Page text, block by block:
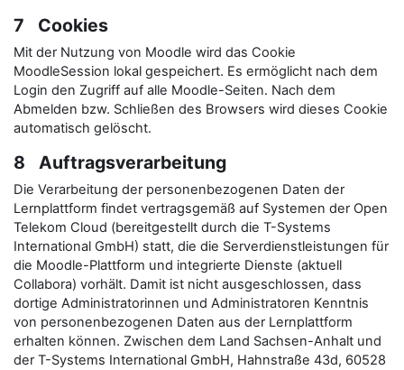
7 Cookies
Mit der Nutzung von Moodle wird das Cookie
MoodleSession lokal gespeichert. Es ermöglicht nach dem
Login den Zugriff auf alle Moodle-Seiten. Nach dem
Abmelden bzw. Schließen des Browsers wird dieses Cookie
automatisch gelöscht.
8 Auftragsverarbeitung
Die Verarbeitung der personenbezogenen Daten der
Lernplattform findet vertragsgemäß auf Systemen der Open
Telekom Cloud (bereitgestellt durch die T-Systems
International GmbH) statt, die die Serverdienstleistungen für
die Moodle-Plattform und integrierte Dienste (aktuell
Collabora) vorhält. Damit ist nicht ausgeschlossen, dass
dortige Administratorinnen und Administratoren Kenntnis
von personenbezogenen Daten aus der Lernplattform
erhalten können. Zwischen dem Land Sachsen-Anhalt und
der T-Systems International GmbH, Hahnstraße 43d, 60528